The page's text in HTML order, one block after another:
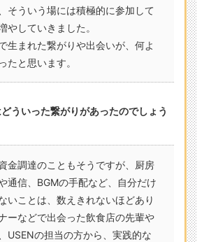
そういう場には積極的に参加して
やしていきました。
生まれた繋がりや出会いが、何よ
たと思います。
ういった繋がりがあったのでしょう
金調達のこともそうですが、厨房
通信、BGMの手配など、自分だけ
いことは、数えきれないほどあり
ーなどで出会った飲食店の先輩や
USENの担当の方から、実践的な